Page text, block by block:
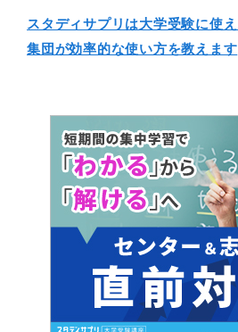
スタディサプリは大学受験に使
集団が効率的な使い方を教えます